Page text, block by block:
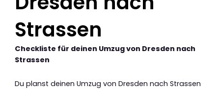
Strassen
Checkliste für deinen Umzug von Dresden nach
Strassen
Du planst deinen Umzug von Dresden nach Strassen